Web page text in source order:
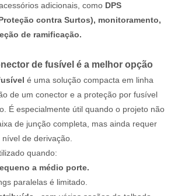
adicionais, como DPS
contra Surtos), monitoramento,
de ramificação.
de fusível é a melhor opção
é uma solução compacta em linha
de um conector e a proteção por fusível
É especialmente útil quando o projeto não
de junção completa, mas ainda requer
de derivação.
quando:
a médio porte.
paralelas é limitado.